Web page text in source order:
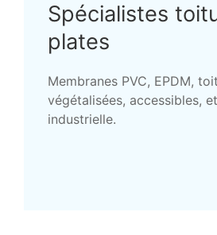
Spécialistes
plates
Membranes PVC, EPDM,
végétalisées, accessibles,
industrielle.